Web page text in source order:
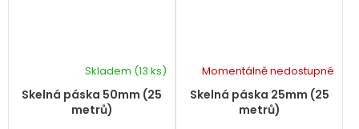
Skelná páska 50mm (25
metrů)
Skladem (13 ks)
Skelná páska 25mm (25
metrů)
Momentálně nedostupné